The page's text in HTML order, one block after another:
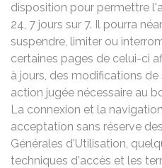
disposition pour permettre
24, 7 jours sur 7. Il pourra
suspendre, limiter ou
certaines pages de celui-ci
à jours, des modifications
action jugée nécessaire au
La connexion et la
acceptation sans réserve
Générales d'Utilisation,
techniques d'accès et les